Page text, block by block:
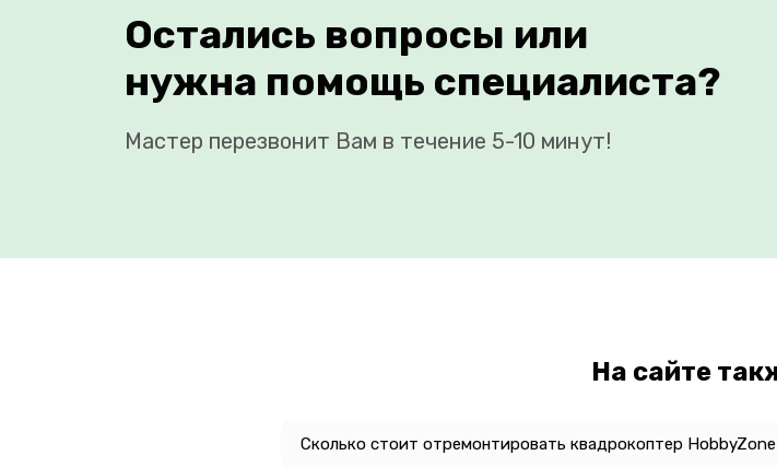
Остались вопросы или
нужна помощь специалиста?
Мастер перезвонит Вам в течение 5-10 минут!
На сайте
Сколько стоит отремонтировать квадрокоптер HobbyZone